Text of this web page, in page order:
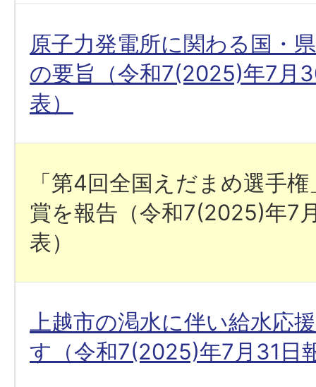
原子力発電所に関わる国・
の要旨（令和7(2025)年7月
表）
「第4回全国えだまめ選手
賞を報告（令和7(2025)年7
表）
上越市の渇水に伴い給水応
す（令和7(2025)年7月31日